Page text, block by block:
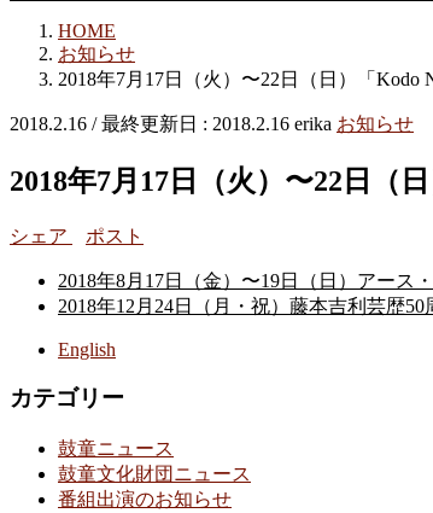
HOME
お知らせ
2018年7月17日（火）〜22日（日）「Kodo
2018.2.16 / 最終更新日 : 2018.2.16 erika お知らせ
2018年7月17日（火）〜22日（
シェア ポスト
2018年8月17日（金）〜19日（日）アース
2018年12月24日（月・祝）藤本吉利芸歴
English
カテゴリー
鼓童ニュース
鼓童文化財団ニュース
番組出演のお知らせ